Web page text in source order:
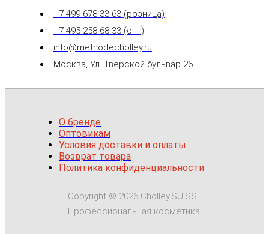
+7 499 678 33 63 (розница)
+7 495 258 68 33 (опт)
info@methodecholley.ru
Москва, Ул. Тверской бульвар 26
О бренде
Оптовикам
Условия доставки и оплаты
Возврат товара
Политика конфиденциальности
Copyright © 2026 Cholley.SUISSE
Профессиональная косметика.